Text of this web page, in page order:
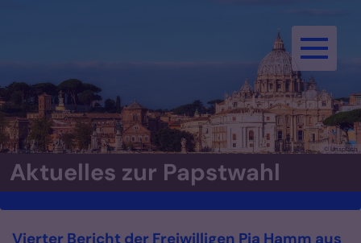
© Unsplash
Aktuelles zur Papstwahl
Vierter Bericht der Freiwilligen Pia Hamm aus